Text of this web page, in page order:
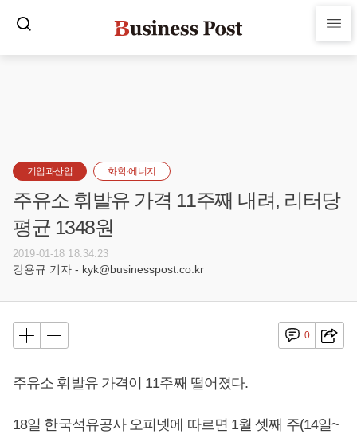
기업과산업 화학·에너지
주유소 휘발유 가격 11주째 내려, 리터당
평균 1348원
2019-01-18 18:34:23
강용규 기자 - kyk@businesspost.co.kr
0
주유소 휘발유 가격이 11주째 떨어졌다.
18일 한국석유공사 오피넷에 따르면 1월 셋째 주(14일~